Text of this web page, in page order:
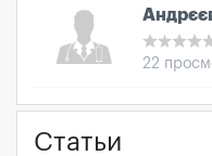
22
Статьи